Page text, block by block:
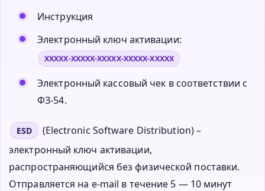
Инструкция
Электронный ключ активации:
XXXXX-XXXXX-XXXXX-XXXXX-XXXXX
Электронный кассовый чек в соответствии с
ФЗ-54.
ESD
(Electronic Software Distribution) –
электронный ключ активации,
распространяющийся без физической поставки.
Отправляется на e-mail в течение 5 — 10 минут